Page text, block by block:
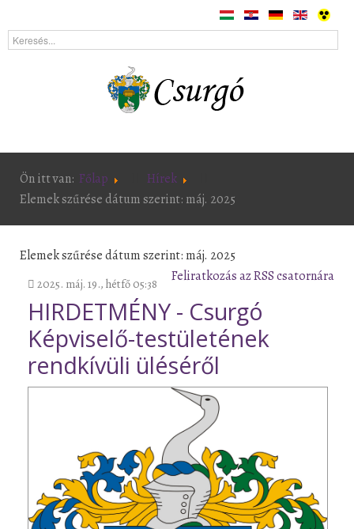
Ön itt van: Főlap
Hírek
Elemek szűrése dátum szerint: máj. 2025
Elemek szűrése dátum szerint: máj. 2025
Feliratkozás az RSS csatornára
2025. máj. 19., hétfő 05:38
HIRDETMÉNY - Csurgó
Képviselő-testületének
rendkívüli üléséről